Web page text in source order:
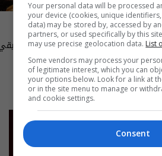
اقتصاد العراق في عين العاصفة- علناً
أسرار الفلك
الى ١٤ آب ٢٠٢٦ | 2026
13:00 | 2026-08-06
Your personal data will be processed
your device (cookies, unique
data) may be stored by, accessed by
partners, or used specifically by this
may use precise geolocation data. List
Some vendors may process your
of legitimate interest, which you can
your options below. Look for a link at
or in the site menu to manage or
and cookie settings.
Consent